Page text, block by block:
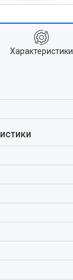
Характеристики